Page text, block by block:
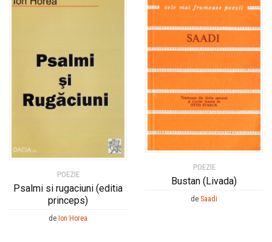
POEZIE
Psalmi si rugaciuni (editia
princeps)
de Ion Horea
POEZIE
Bustan (Livada)
de Saadi